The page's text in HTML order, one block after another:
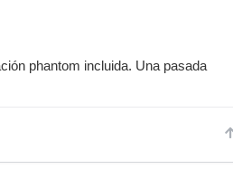
phantom incluida. Una pasada